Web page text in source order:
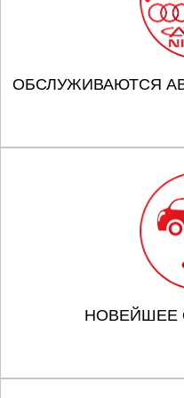
ОБСЛУЖИВАЮТСЯ
НОВЕЙШЕЕ